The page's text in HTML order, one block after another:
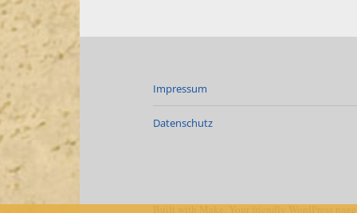
Impressum
Datenschutz
Built withMake. Your friendly WordPress